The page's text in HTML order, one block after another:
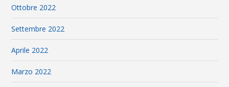
Ottobre 2022
Settembre 2022
Aprile 2022
Marzo 2022